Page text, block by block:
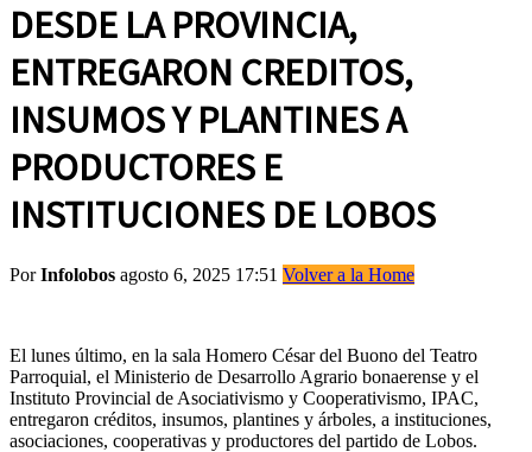
DESDE LA PROVINCIA,
ENTREGARON CREDITOS,
INSUMOS Y PLANTINES A
PRODUCTORES E
INSTITUCIONES DE LOBOS
PorInfolobos agosto 6, 2025 17:51 Volver a la Home
El lunes último, en la sala Homero César del Buono del Teatro
Parroquial, el Ministerio de Desarrollo Agrario bonaerense y el
Instituto Provincial de Asociativismo y Cooperativismo, IPAC,
entregaron créditos, insumos, plantines y árboles, a instituciones,
asociaciones, cooperativas y productores del partido de Lobos.